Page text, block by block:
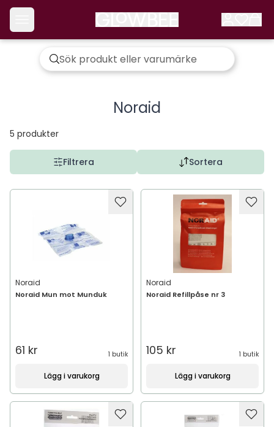
Noraid
5 produkter
Filtrera Sortera
Noraid
Noraid Mun mot Munduk
61 kr 1 butik
Lägg i varukorg
Noraid
Noraid Refillpåse nr 3
105 kr 1 butik
Lägg i varukorg